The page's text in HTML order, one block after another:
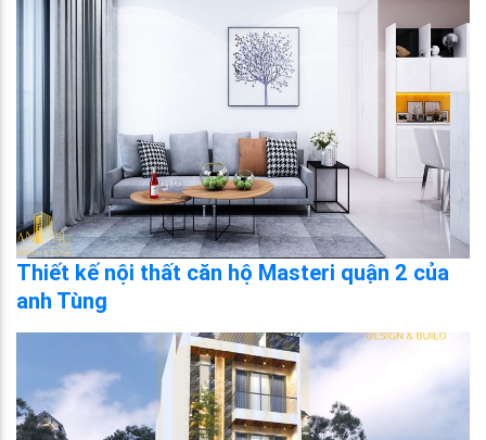
Thiết kế nội thất căn hộ Masteri quận 2 của
anh Tùng